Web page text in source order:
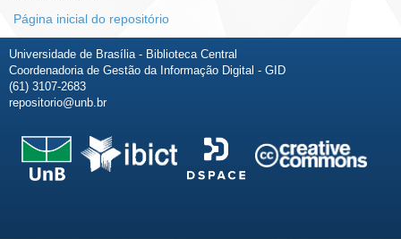
Página inicial do repositório
Universidade de Brasília - Biblioteca Central
Coordenadoria de Gestão da Informação Digital - GID
(61) 3107-2683
repositorio@unb.br